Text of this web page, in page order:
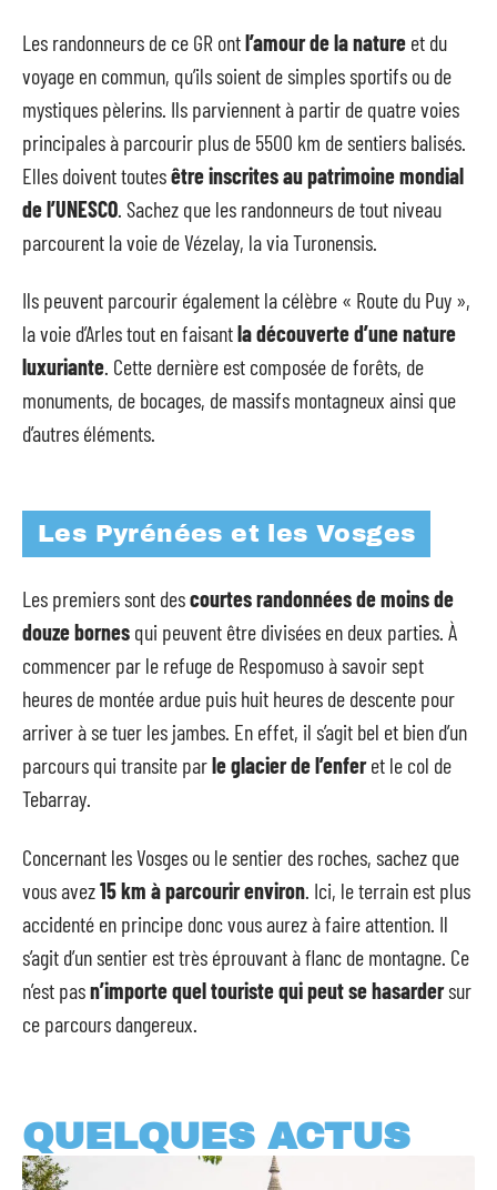
Les randonneurs de ce GR ontl’amour de la nature et du
voyage en commun, qu’ils soient de simples sportifs ou de
mystiques pèlerins. Ils parviennent à partir de quatre voies
principales à parcourir plus de 5500 km de sentiers balisés.
Elles doivent toutesêtre inscrites au patrimoine mondial
de l’UNESCO. Sachez que les randonneurs de tout niveau
parcourent la voie de Vézelay, la via Turonensis.
Ils peuvent parcourir également la célèbre « Route du Puy »,
la voie d’Arles tout en faisantla découverte d’une nature
luxuriante. Cette dernière est composée de forêts, de
monuments, de bocages, de massifs montagneux ainsi que
d’autres éléments.
Les Pyrénées et les Vosges
Les premiers sont descourtes randonnées de moins de
douze bornes qui peuvent être divisées en deux parties. À
commencer par le refuge de Respomuso à savoir sept
heures de montée ardue puis huit heures de descente pour
arriver à se tuer les jambes. En effet, il s’agit bel et bien d’un
parcours qui transite parle glacier de l’enferet le col de
Tebarray.
Concernant les Vosges ou le sentier des roches, sachez que
vous avez15 km à parcourir environ. Ici, le terrain est plus
accidenté en principe donc vous aurez à faire attention. Il
s’agit d’un sentier est très éprouvant à flanc de montagne. Ce
n’est pasn’importe quel touriste qui peut se hasardersur
ce parcours dangereux.
QUELQUES ACTUS